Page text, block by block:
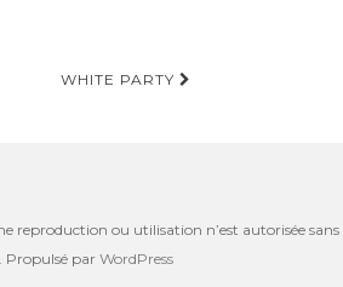
WHITE PARTY
ou utilisation n’est autorisée sans
Propulsé par WordPress